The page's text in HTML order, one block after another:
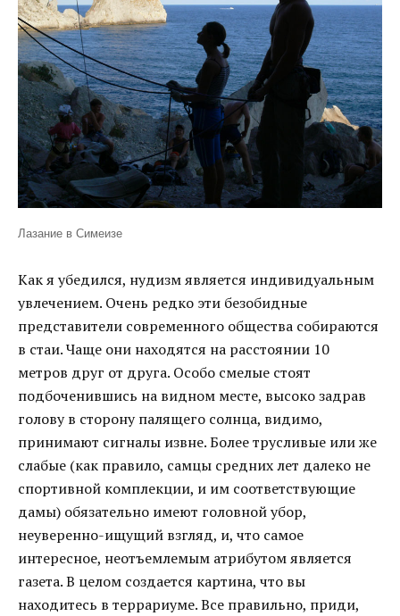
Лазание в Симеизе
Как я убедился, нудизм является индивидуальным
увлечением. Очень редко эти безобидные
представители современного общества собираются
в стаи. Чаще они находятся на расстоянии 10
метров друг от друга. Особо смелые стоят
подбоченившись на видном месте, высоко задрав
голову в сторону палящего солнца, видимо,
принимают сигналы извне. Более трусливые или же
слабые (как правило, самцы средних лет далеко не
спортивной комплекции, и им соответствующие
дамы) обязательно имеют головной убор,
неуверенно-ищущий взгляд, и, что самое
интересное, неотъемлемым атрибутом является
газета. В целом создается картина, что вы
находитесь в террариуме. Все правильно, приди,